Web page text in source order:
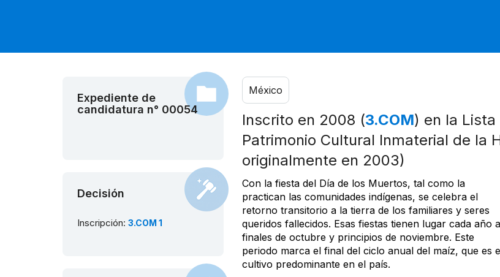
Expediente de
candidatura n° 00054
Decisión
Inscripción: 3.COM 1
México
Inscrito en 2008 (3.COM) en la
Patrimonio Cultural Inmaterial de la
originalmente en 2003)
Con la fiesta del Día de los Muertos, tal como la
practican las comunidades indígenas, se celebra el
retorno transitorio a la tierra de los familiares y seres
queridos fallecidos. Esas fiestas tienen lugar cada año a
finales de octubre y principios de noviembre. Este
periodo marca el final del ciclo anual del maíz, que es
cultivo predominante en el país.